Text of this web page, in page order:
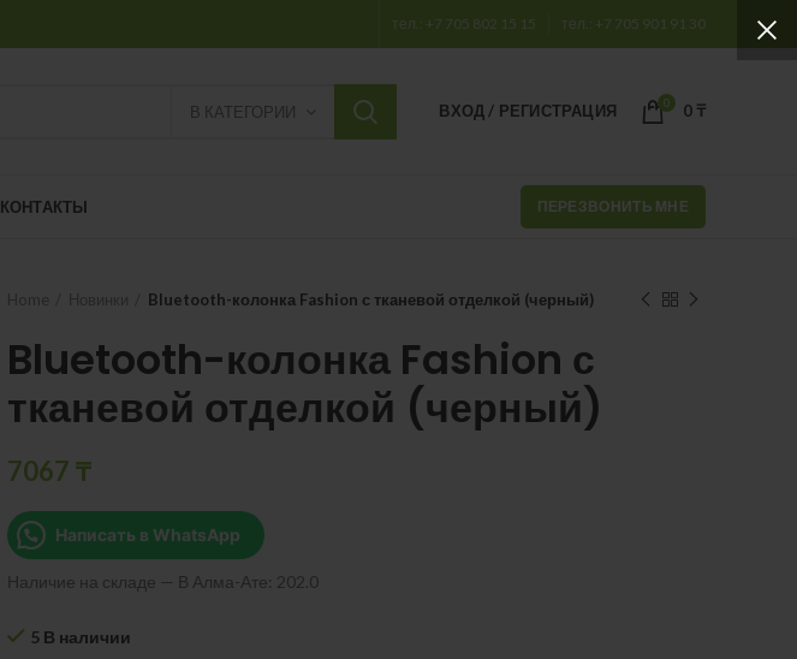
тел.: +7 705 802 15 15 тел.: +7 705 901 91 30
В КАТЕГОРИИ ВХОД / РЕГИСТРАЦИЯ 0 0 ₸
КОНТАКТЫ ПЕРЕЗВОНИТЬ МНЕ
Bluetooth-колонка Fashion с тканевой отделкой (черный)
Bluetooth-колонка Fashion с
тканевой отделкой (черный)
7067 ₸
Написать в WhatsApp
Наличие на складе — В Алма-Ате: 202.0
5 В наличии